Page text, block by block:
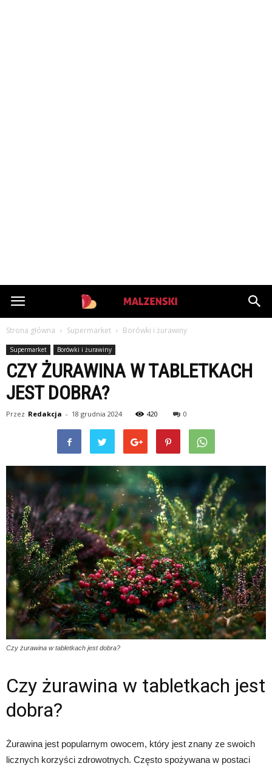
StazMalzenski.pl
Strona główna Supermarket Borówki i żurawiny
Supermarket Borówki i żurawiny
CZY ŻURAWINA W TABLETKACH
JEST DOBRA?
Przez Redakcja - 18 grudnia 2024 420 0
Czy żurawina w tabletkach jest dobra?
Czy żurawina w tabletkach jest
dobra?
Żurawina jest popularnym owocem, który jest znany ze swoich
licznych korzyści zdrowotnych. Często spożywana w postaci